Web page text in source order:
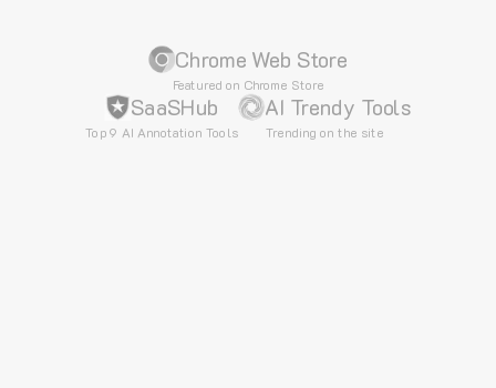
Chrome Web Store
Featured on Chrome Store
SaaSHub
Top 9 AI Annotation Tools
AI Trendy Tools
Trending on the site